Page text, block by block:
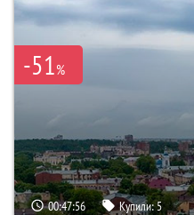
-51%
00:47:54 Купили:5